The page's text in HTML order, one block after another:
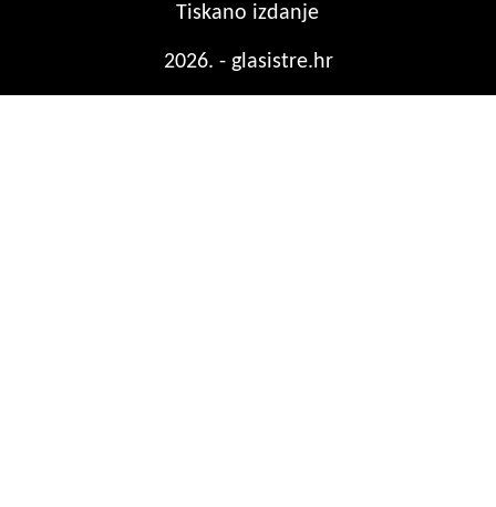
Tiskano izdanje
2026. - glasistre.hr